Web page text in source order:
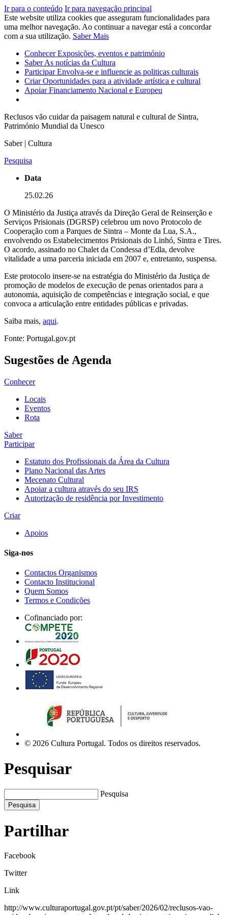
Ir para o conteúdo Ir para navegação principal
Este website utiliza cookies que asseguram funcionalidades para
uma melhor navegação. Ao continuar a navegar está a concordar
com a sua utilização. Saber Mais
ConhecerExposições, eventos e património
SaberAs notícias da Cultura
ParticiparEnvolva-se e influencie as politicas culturais
CriarOportunidades para a atividade artística e cultural
ApoiarFinanciamento Nacional e Europeu
Reclusos vão cuidar da paisagem natural e cultural de Sintra,
Património Mundial da Unesco
Saber | Cultura
Pesquisa
Data
25.02.26
O Ministério da Justiça através da Direção Geral de Reinserção e
Serviços Prisionais (DGRSP) celebrou um novo Protocolo de
Cooperação com a Parques de Sintra – Monte da Lua, S.A.,
envolvendo os Estabelecimentos Prisionais do Linhó, Sintra e Tires.
O acordo, assinado no Chalet da Condessa d’Edla, devolve
vitalidade a uma parceria iniciada em 2007 e, entretanto, suspensa.
Este protocolo insere-se na estratégia do Ministério da Justiça de
promoção de modelos de execução de penas orientados para a
autonomia, aquisição de competências e integração social, e que
convoca a articulação entre entidades públicas e privadas.
Saiba mais, aqui.
Fonte: Portugal.gov.pt
Sugestões de Agenda
Conhecer
Locais
Eventos
Rota
Saber
Participar
Estatuto dos Profissionais da Área da Cultura
Plano Nacional das Artes
Mecenato Cultural
Apoiar a cultura através do seu IRS
Autorização de residência por Investimento
Criar
Apoios
Siga-nos
Contactos Organismos
Contacto Institucional
Quem Somos
Termos e Condições
Cofinanciado por:
© 2026 Cultura Portugal. Todos os direitos reservados.
Pesquisar
Pesquisa
Pesquisa
Partilhar
Facebook
Twitter
Link
http://www.culturaportugal.gov.pt/pt/saber/2026/02/reclusos-vao-